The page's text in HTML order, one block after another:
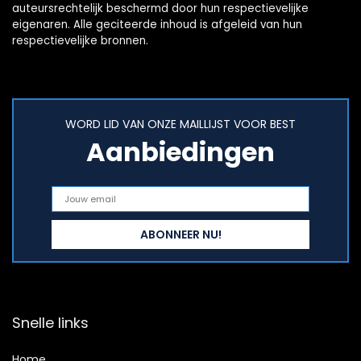
auteursrechtelijk beschermd door hun respectievelijke
eigenaren. Alle geciteerde inhoud is afgeleid van hun
respectievelijke bronnen.
WORD LID VAN ONZE MAILLIJST VOOR BEST
Aanbiedingen
Snelle links